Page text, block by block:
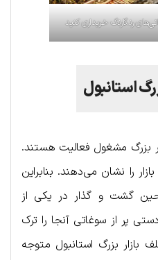
رنگارنگ خریداری کنید
استانبول
خیابان بازار بزرگ مشغول فعالیت هستند.
را نشان می‌دهند. بنابراین
حین گشت و گذار در یکی از
پر از سوغاتی آنجا را ترک
بازار بزرگ استانبول متوجه